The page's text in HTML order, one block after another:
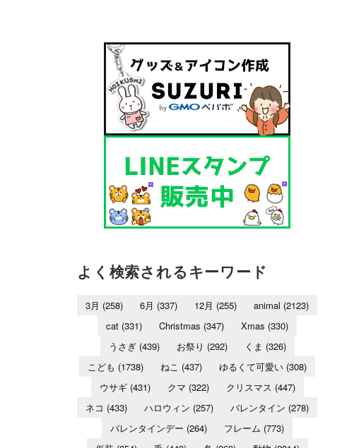
よく検索されるキーワード
3月 (258) 6月 (337) 12月 (255) animal (2123)
cat (331) Christmas (347) Xmas (330)
うさぎ(439) お祭り (292) くま (326)
こども (1738) ねこ (437) ゆるくて可愛い (308)
ウサギ(431) クマ (322) クリスマス (447)
ネコ (433) ハロウィン (257) バレンタイン (278)
バレンタインデー (264) フレーム (773)